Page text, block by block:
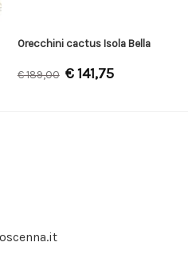
Orecchini cactus Isola Bella
€189,00 €141,75